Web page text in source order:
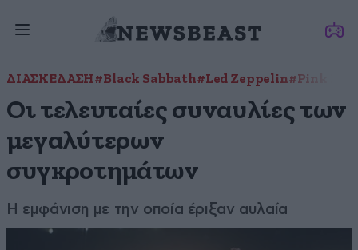
ΔΙΑΣΚΕΔΑΣΗ#Black Sabbath#Led Zeppelin#Pink
Οι τελευταίες συναυλίες των
μεγαλύτερων
συγκροτημάτων
H εμφάνιση με την οποία έριξαν αυλαία